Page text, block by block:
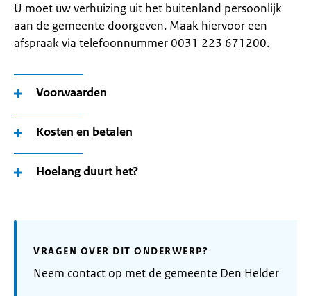
U moet uw verhuizing uit het buitenland persoonlijk
aan de gemeente doorgeven. Maak hiervoor een
afspraak via telefoonnummer 0031 223 671200.
Voorwaarden
Kosten en betalen
Hoelang duurt het?
VRAGEN OVER DIT ONDERWERP?
Neem contact op met de gemeente Den Helder